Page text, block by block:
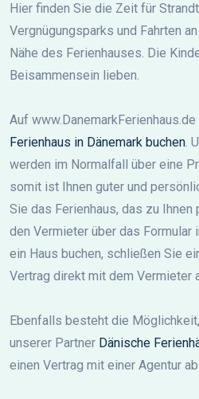
Hier finden Sie die Zeit für
Vergnügungsparks und Fahrten
Nähe des Ferienhauses. Die
Beisammensein lieben.
Auf
Ferienhaus in Dänemark buchen.
werden im Normalfall über eine
somit ist Ihnen guter und
Sie das Ferienhaus, das zu
den Vermieter über das Formular
ein Haus buchen, schließen Sie
Vertrag direkt mit dem Vermieter
Ebenfalls besteht die
unserer Partner Dänische
einen Vertrag mit einer Agentur